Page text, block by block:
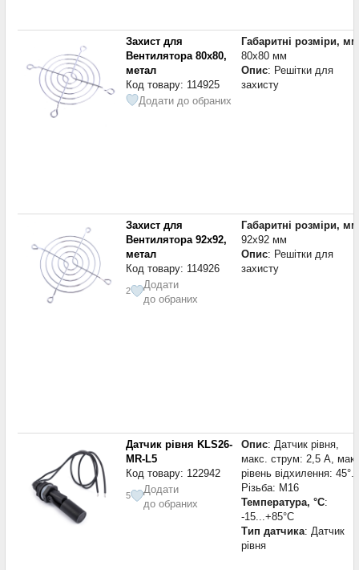
Захист для
Вентилятора 80x80,
метал
Код товару: 114925
Додати до обраних
Габаритні розміри, мм
80x80 мм
Опис: Решітки для
захисту
Захист для
Вентилятора 92x92,
метал
Код товару: 114926
2
Додати
до обраних
Габаритні розміри, мм
92x92 мм
Опис: Решітки для
захисту
Датчик рівня KLS26-
MR-L5
Код товару: 122942
5
Додати
до обраних
Опис: Датчик рівня,
макс. струм: 2,5 A,
рівень відхилення: 45°.
Різьба: M16
Температура, °С:
-15...+85°С
Тип датчика: Датчик
рівня